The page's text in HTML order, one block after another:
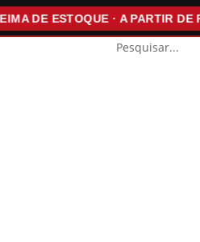
DE ESTOQUE · A PARTIR DE R$30